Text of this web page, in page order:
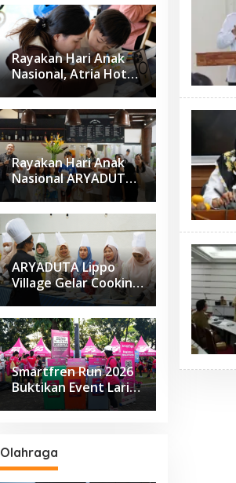
Anak-anak Asuhan
SOS Children’s
Villages di Indonesia
Rayakan Hari Anak
Nasional, Atria Hotel
Gading Serpong
Gelar Family Coloring
Competition
Rayakan Hari Anak
Nasional ARYADUTA
Lippo Village Ajak
Keluarga
ARYADUTA Lippo
Village Gelar Cooking
Class Sapta Rasa
Smartfren Run 2026
Buktikan Event Lari
Besar Berjalan Tanpa
Olahraga